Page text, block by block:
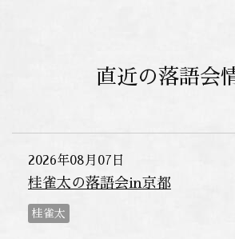
直近の落語会
2026年08月07日
桂雀太の落語会in京都
桂雀太